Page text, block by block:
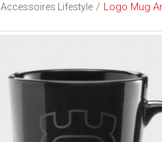
Accessoires Lifestyle / Logo Mug